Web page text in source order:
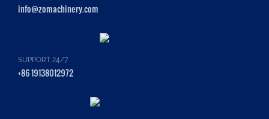
info@zomachinery.com
SUPPORT 24/7
+86 19138012972